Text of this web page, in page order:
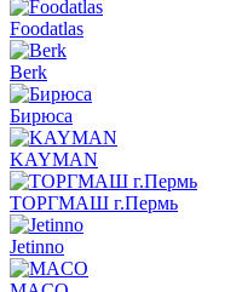
Foodatlas
Berk
Бирюса
KAYMAN
ТОРГМАШ г.Пермь
Jetinno